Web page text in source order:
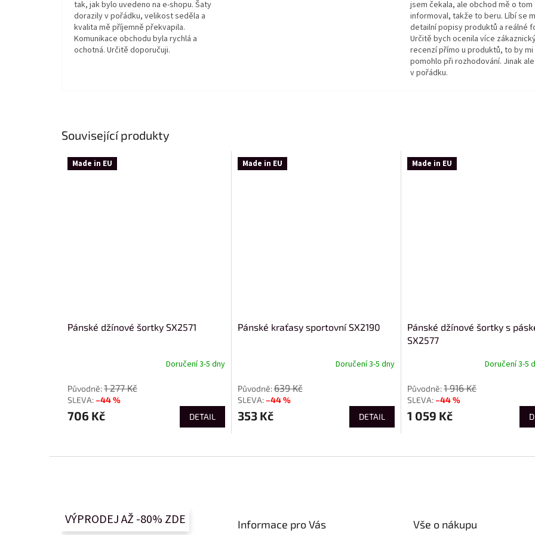
Související produkty
Made in EU
Pánské džínové šortky SX2571
Doručení 3-5 dny
1 277 Kč
–44 %
706 Kč DETAIL
Made in EU
Pánské kraťasy sportovní SX2190
Doručení 3-5 dny
639 Kč
–44 %
353 Kč DETAIL
Made in EU
Pánské džínové šortky s
SX2577
Doručení 3-5
1 916 Kč
–44 %
1 059 Kč
tak, jak bylo uvedeno na e-shopu. Šaty
dorazily v pořádku, velikost seděla a
kvalita mě příjemně překvapila.
Komunikace obchodu byla rychlá a
ochotná. Určitě doporučuji.
jsem čekala, ale obchod mě o tom
informoval, takže to beru. Líbí se
detailní popisy produktů a reálné
Určitě bych ocenila více
recenzí přímo u produktů, to by mi
pomohlo při rozhodování. Jinak
v pořádku.
VÝPRODEJ AŽ -80% ZDE Informace pro Vás Vše o nákupu